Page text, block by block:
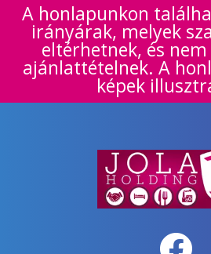
A honlapunkon
irányárak, melyek
eltérhetnek, és
ajánlattételnek. A
képek